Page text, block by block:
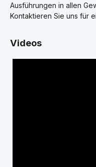
Ausführungen in allen
Kontaktieren Sie uns für
Videos